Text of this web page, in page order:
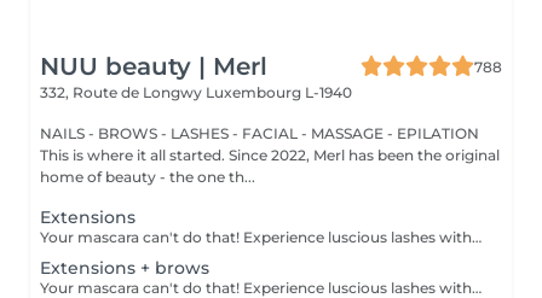
NUU beauty | Merl
788
332, Route de Longwy Luxembourg L-1940
NAILS - BROWS - LASHES - FACIAL - MASSAGE - EPILATION
This is where it all started. Since 2022, Merl has been the original
home of beauty - the one th...
Extensions
Your mascara can't do that! Experience luscious lashes with our professional lash extensions. Each artificial lash is expertly applied to your natural lashes, creating a fuller, longer, and darker look. Volume options: choose from 1D to 5D for the perfect fullness. Personalised choices: discuss your preferences for curves and colours with our expert. What to expect: - eye area is cleaned - tape and patches protect the skin - extensions are applied to your natural lashes - lashes are dried for a secure hold - tape and patches are removed Post-care: avoid wetting lashes for 24 hours. Frequency: schedule every 3-4 weeks.
Extensions + brows
Your mascara can't do that! Experience luscious lashes with our professional lash extensions. Each artificial lash is expertly applied to your natural lashes, creating a fuller, longer, and darker look. Volume options: choose from 1D to 5D for the perfect fullness. Personalised choices: discuss your preferences for curves and colours with our expert. Comfort focused: extensions are applied one eye at a time, with breaks as needed during the 2-hour process. What to expect: - eye area is cleaned - tape and patches protect the skin - extensions are applied to your natural lashes - lashes are dried for a secure hold - tape and patches are removed Post-care: avoid wetting lashes for 24 hours. Frequency: schedule every 3-4 weeks.